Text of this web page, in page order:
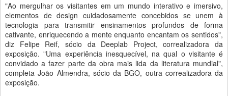
"Ao mergulhar os visitantes em um mundo interativo e imersivo,
elementos de design cuidadosamente concebidos se unem à
tecnologia para transmitir ensinamentos profundos de forma
cativante, enriquecendo a mente enquanto encantam os sentidos",
diz Felipe Reif, sócio da Deeplab Project, correalizadora da
exposição. "Uma experiência inesquecível, na qual o visitante é
convidado a fazer parte da obra mais lida da literatura mundial",
completa João Almendra, sócio da BGO, outra correalizadora da
exposição.